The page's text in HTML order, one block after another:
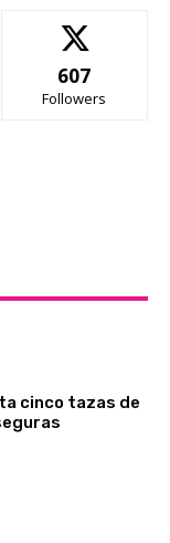
607
Followers
cinco tazas de